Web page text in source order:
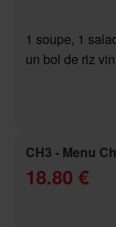
1 soupe, 1
un bol de riz
CH3 - Menu
18.80 €